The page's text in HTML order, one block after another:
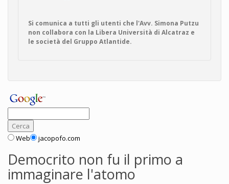
Si comunica a tutti gli utenti che l'Avv. Simona Putzu
non collabora con la Libera Università di Alcatraz e
le società del Gruppo Atlantide.
Web jacopofo.com
Democrito non fu il primo a
immaginare l'atomo